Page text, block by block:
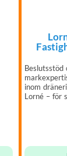
Beslutsstöd
inom
Lorné – för